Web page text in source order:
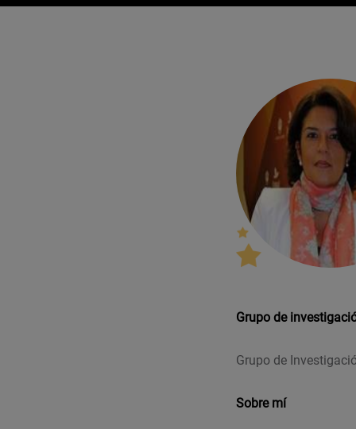
Grupo de
Grupo de
Sobre mí